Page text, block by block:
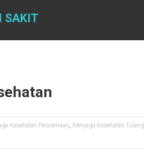
SAKIT
Kesehatan Pencernaan, Menjaga Kesehatan Tulang